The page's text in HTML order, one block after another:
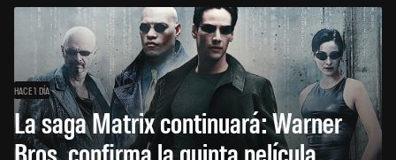
HACE 1 DÍA
La saga Matrix continuará: Warner
Bros. confirma la quinta película